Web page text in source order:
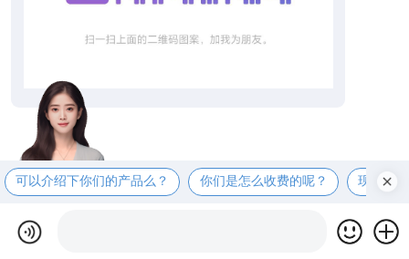
可以介绍下你们的产品么？ 你们是怎么收费的呢？ 现在有